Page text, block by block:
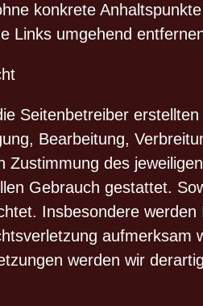
konkrete
Links umgehend
Seitenbetreiber
Bearbeitung,
Zustimmung des
Gebrauch gestattet.
Insbesondere
aufmerksam
werden wir